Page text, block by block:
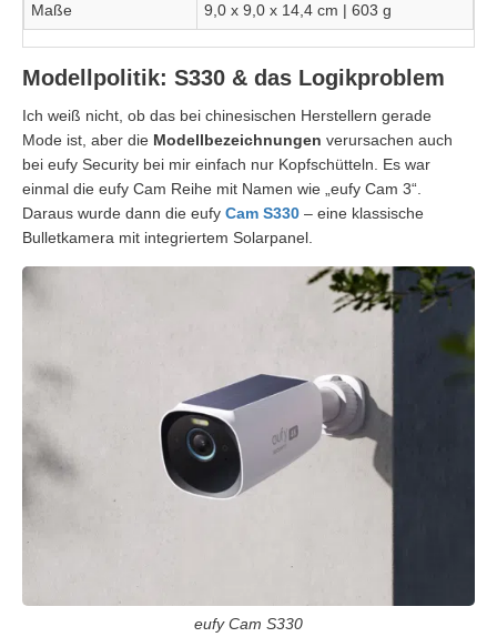
Maße 9,0 x 9,0 x 14,4 cm | 603 g
Modellpolitik: S330 & das Logikproblem
Ich weiß nicht, ob das bei chinesischen Herstellern gerade
Mode ist, aber die Modellbezeichnungen verursachen auch
bei eufy Security bei mir einfach nur Kopfschütteln. Es war
einmal die eufy Cam Reihe mit Namen wie „eufy Cam 3“.
Daraus wurde dann die eufy Cam S330 – eine klassische
Bulletkamera mit integriertem Solarpanel.
eufy Cam S330